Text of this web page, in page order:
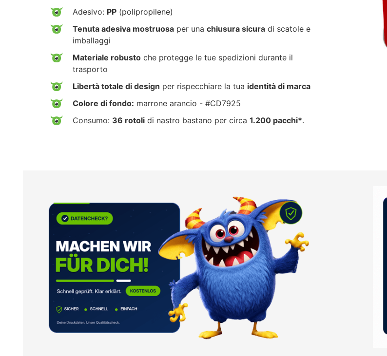
Adesivo: PP (polipropilene)
Tenuta adesiva mostruosa per una chiusura sicura di scatole e
imballaggi
Materiale robusto che protegge le tue spedizioni durante il
trasporto
Libertà totale di design per rispecchiare la tua identità di marca
Colore di fondo: marrone arancio - #CD7925
Consumo: 36 rotoli di nastro bastano per circa 1.200 pacchi*.